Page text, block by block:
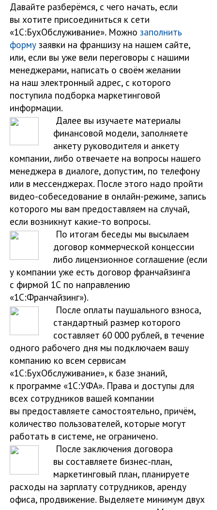
Давайте разберёмся, с чего начать, если
вы хотите присоединиться к сети
«1С:БухОбслуживание». Можно заполнить
форму заявки на франшизу на нашем сайте,
или, если вы уже вели переговоры с нашими
менеджерами, написать о своём желании
на наш электронный адрес, с которого
поступила подборка маркетинговой
информации.
Далее вы изучаете материалы
финансовой модели, заполняете
анкету руководителя и анкету
компании, либо отвечаете на вопросы нашего
менеджера в диалоге, допустим, по телефону
или в мессенджерах. После этого надо пройти
видео-собеседование в онлайн-режиме, запись
которого мы вам предоставляем на случай,
если возникнут какие-то вопросы.
По итогам беседы мы высылаем
договор коммерческой концессии
либо лицензионное соглашение (если
у компании уже есть договор франчайзинга
с фирмой 1С по направлению
«1С:Франчайзинг»).
После оплаты паушального взноса,
стандартный размер которого
составляет 60 000 рублей, в течение
одного рабочего дня мы подключаем вашу
компанию ко всем сервисам
«1С:БухОбслуживание», к базе знаний,
к программе «1С:УФА». Права и доступы для
всех сотрудников вашей компании
вы предоставляете самостоятельно, причём,
количество пользователей, которые могут
работать в системе, не ограничено.
После заключения договора
вы составляете бизнес-план,
маркетинговый план, планируете
расходы на зарплату сотрудников, аренду
офиса, продвижение. Выделяете минимум двух